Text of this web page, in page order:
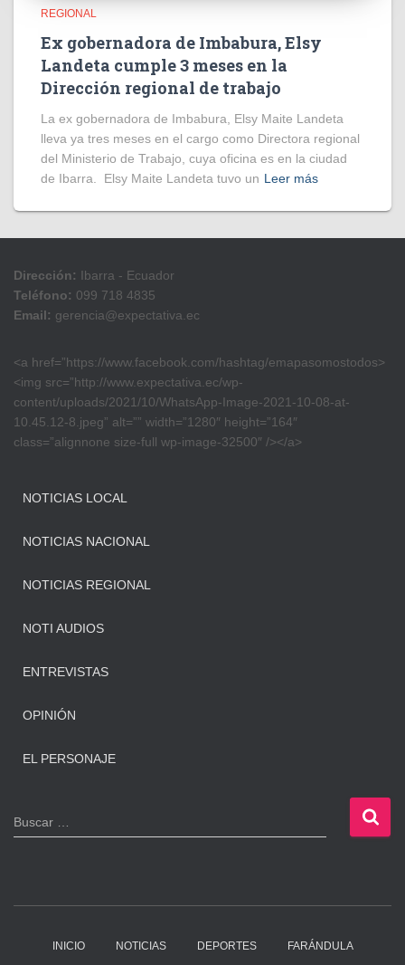
REGIONAL
Ex gobernadora de Imbabura, Elsy
Landeta cumple 3 meses en la
Dirección regional de trabajo
La ex gobernadora de Imbabura, Elsy Maite Landeta
lleva ya tres meses en el cargo como Directora regional
del Ministerio de Trabajo, cuya oficina es en la ciudad
de Ibarra. Elsy Maite Landeta tuvo un Leer más
Dirección: Ibarra - Ecuador
Teléfono: 099 718 4835
Email: gerencia@expectativa.ec
<a href=”https://www.facebook.com/hashtag/emapasomostodos>
<img src=”http://www.expectativa.ec/wp-
content/uploads/2021/10/WhatsApp-Image-2021-10-08-at-
10.45.12-8.jpeg” alt=”” width=”1280″ height=”164″
class=”alignnone size-full wp-image-32500″ /></a>
NOTICIAS LOCAL
NOTICIAS NACIONAL
NOTICIAS REGIONAL
NOTI AUDIOS
ENTREVISTAS
OPINIÓN
EL PERSONAJE
B
u
Buscar …
INICIO NOTICIAS DEPORTES FARÁNDULA